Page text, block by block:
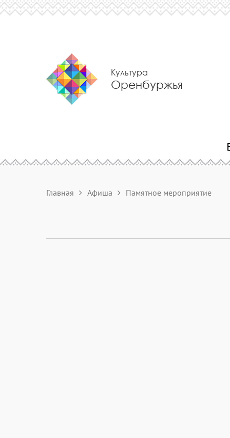
Культура
Оренбуржья
Главная Афиша Памятное мероприятие